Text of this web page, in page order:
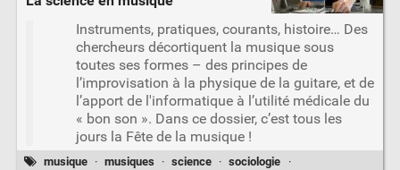
Instruments, pratiques, courants, histoire… Des
chercheurs décortiquent la musique sous
toutes ses formes – des principes de
l’improvisation à la physique de la guitare, et de
l’apport de l'informatique à l’utilité médicale du
« bon son ». Dans ce dossier, c’est tous les
jours la Fête de la musique !
musique · musiques · science · sociologie
·